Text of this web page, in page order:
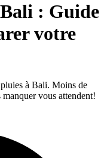
: Guide
votre
à Bali. Moins de
vous attendent!